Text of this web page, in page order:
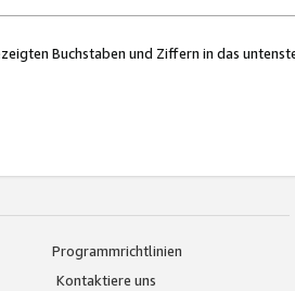
Buchstaben und Ziffern in das
Programmrichtlinien
Kontaktiere uns